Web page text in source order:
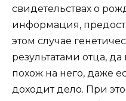
свидетельствах о
информация,
этом случае
результатами отца,
похож на него, даже
доходит дело. При